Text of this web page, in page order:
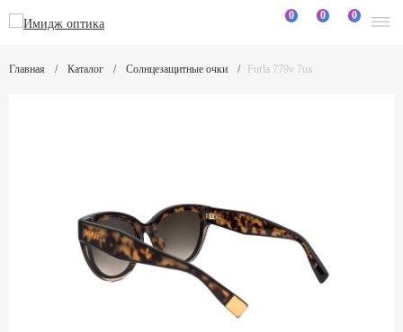
0 0 0
Главная Каталог Солнцезащитные очки Furla 779v 7ux